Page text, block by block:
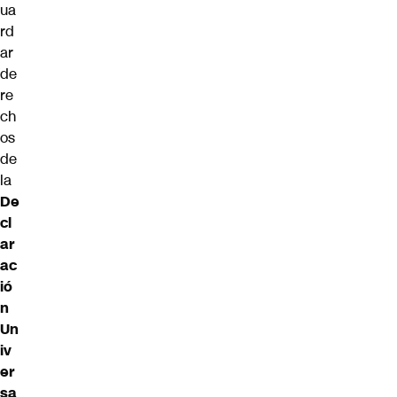
ua
rd
ar
de
re
ch
os
de
la
De
cl
ar
ac
ió
n
Un
iv
er
sa